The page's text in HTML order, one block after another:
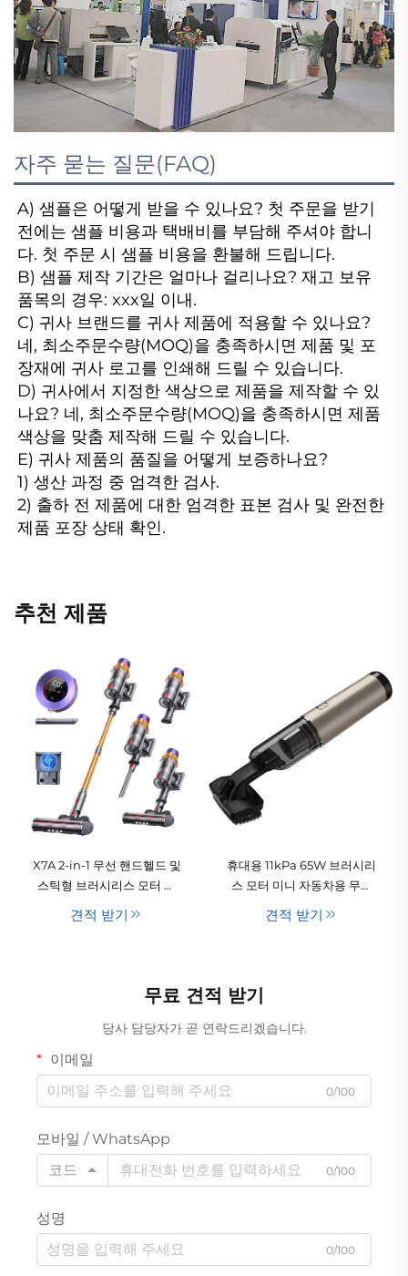
자주 묻는 질문(FAQ)
A) 샘플은 어떻게 받을 수 있나요? 첫 주문을 받기
전에는 샘플 비용과 택배비를 부담해 주셔야 합니
다. 첫 주문 시 샘플 비용을 환불해 드립니다.
B) 샘플 제작 기간은 얼마나 걸리나요? 재고 보유
품목의 경우: xxx일 이내.
C) 귀사 브랜드를 귀사 제품에 적용할 수 있나요?
네, 최소주문수량(MOQ)을 충족하시면 제품 및 포
장재에 귀사 로고를 인쇄해 드릴 수 있습니다.
D) 귀사에서 지정한 색상으로 제품을 제작할 수 있
나요? 네, 최소주문수량(MOQ)을 충족하시면 제품
색상을 맞춤 제작해 드릴 수 있습니다.
E) 귀사 제품의 품질을 어떻게 보증하나요?
1) 생산 과정 중 엄격한 검사.
2) 출하 전 제품에 대한 엄격한 표본 검사 및 완전한
제품 포장 상태 확인.
추천 제품
X7A 2-in-1 무선 핸드헬드 및
스틱형 브러시리스 모터 진
견적 받기
휴대용 11kPa 65W 브러시리
스 모터 미니 자동차용 무봉
배터리 저소음 호텔 및 가정
견적 받기
무료 견적 받기
당사 담당자가 곧 연락드리겠습니다.
이메일
0/100
모바일 / WhatsApp
코드
0/100
성명
0/100